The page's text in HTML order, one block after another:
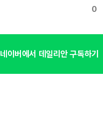
0
네이버에서 데일리안 구독하기